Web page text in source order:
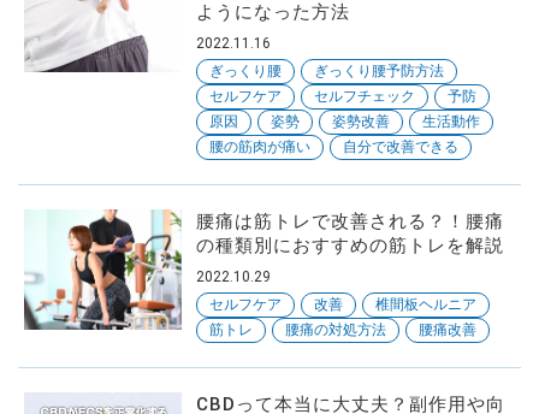
ようになった方法
2022.11.16
ぎっくり腰
ぎっくり腰予防方法
セルフケア
セルフチェック
予防
原因
姿勢 姿勢改善
生活動作
腰の筋肉が痛い
自分で改善できる
腰痛は筋トレで改善される？！腰痛
の種類別におすすめの筋トレを解説
2022.10.29
セルフケア
改善
椎間板ヘルニア
筋トレ
腰痛の対処方法 腰痛改善
CBDって本当に大丈夫？副作用や向